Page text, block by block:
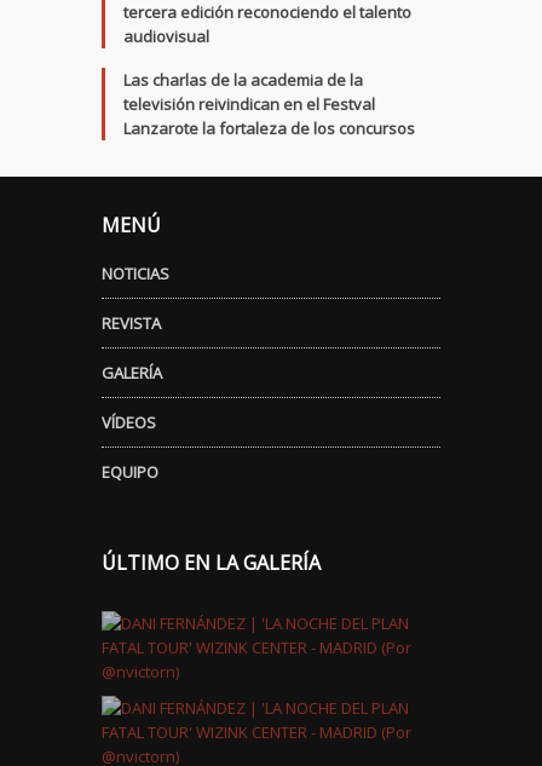
tercera edición reconociendo el talento
audiovisual
Las charlas de la academia de la
televisión reivindican en el Festval
Lanzarote la fortaleza de los concursos
MENÚ
NOTICIAS
REVISTA
GALERÍA
VÍDEOS
EQUIPO
ÚLTIMO EN LA GALERÍA